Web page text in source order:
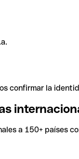
confirmar la
a 150+ países